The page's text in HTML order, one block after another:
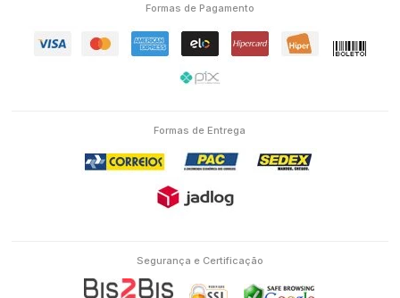
Formas de Pagamento
Formas de Entrega
Segurança e Certificação